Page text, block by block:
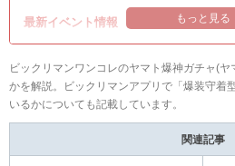
最新イベント情報 もっと見る
ビックリマンワンコレのヤマト爆神ガチャ(
かを解説。ビックリマンアプリで「爆装守着
いるかについても記載しています。
関連記事